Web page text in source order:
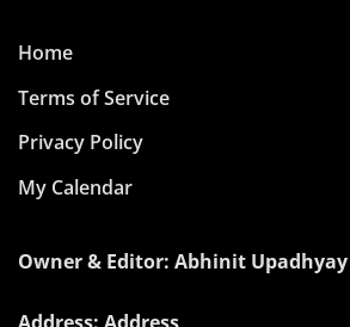
Home
Terms of Service
Privacy Policy
My Calendar
Owner & Editor: Abhinit Upadhyay